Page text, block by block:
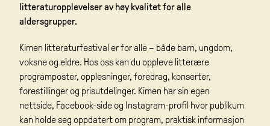
litteraturopplevelser av høy kvalitet for alle
aldersgrupper.
Kimen litteraturfestival er for alle – både barn, ungdom,
voksne og eldre. Hos oss kan du oppleve litterære
programposter, opplesninger, foredrag, konserter,
forestillinger og prisutdelinger. Kimen har sin egen
nettside, Facebook-side og Instagram-profil hvor publikum
kan holde seg oppdatert om program, praktisk informasjon